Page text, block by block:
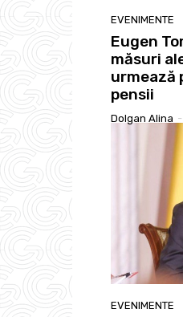
EVENIMENTE
Eugen
măsuri
urmează
pensii
Dolgan Alina -
EVENIMENTE